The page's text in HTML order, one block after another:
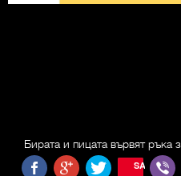
Бирата и пицата вървят ръка
SAVE